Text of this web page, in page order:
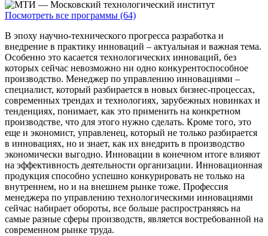
Посмотреть все программы (64)
В эпоху научно-технического прогресса разработка и
внедрение в практику инноваций – актуальная и важная тема.
Особенно это касается технологических инноваций, без
которых сейчас невозможно ни одно конкурентоспособное
производство. Менеджер по управлению инновациями –
специалист, который разбирается в новых бизнес-процессах,
современных трендах и технологиях, зарубежных новинках и
тенденциях, понимает, как это применить на конкретном
производстве, что для этого нужно сделать. Кроме того, это
еще и экономист, управленец, который не только разбирается
в инновациях, но и знает, как их внедрить в производство
экономически выгодно. Инновации в конечном итоге влияют
на эффективность деятельности организации. Инновационная
продукция способно успешно конкурировать не только на
внутреннем, но и на внешнем рынке тоже. Профессия
менеджера по управлению технологическими инновациями
сейчас набирает обороты, все больше распространяясь на
самые разные сферы производств, является востребованной на
современном рынке труда.